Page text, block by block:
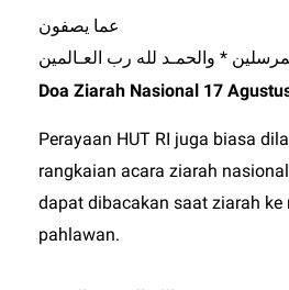
عما يصفون
Doa Ziarah Nasional 17
Perayaan HUT RI juga biasa
rangkaian acara ziarah
dapat dibacakan saat ziarah ke
pahlawan.